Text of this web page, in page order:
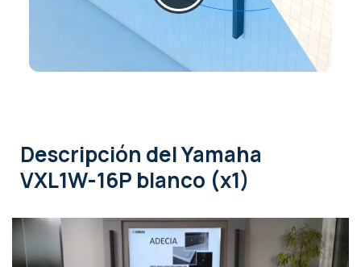
Descripción del Yamaha
VXL1W-16P blanco (x1)